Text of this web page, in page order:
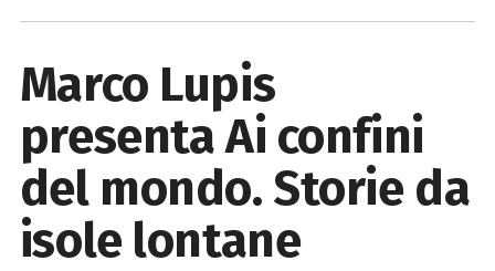
Marco Lupis
presenta Ai confini
del mondo. Storie da
isole lontane